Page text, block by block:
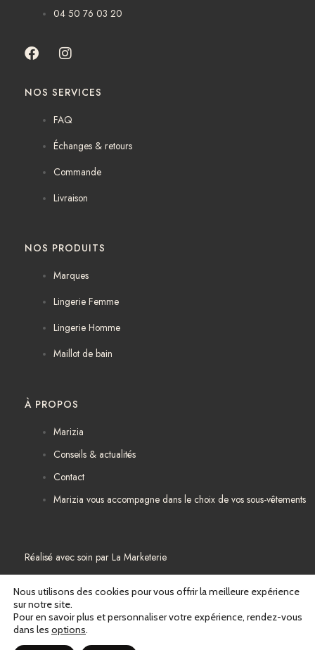
04 50 76 03 20
F
e
I
t
a
g
r
a
m
NOS SERVICES
FAQ
Échanges & retours
Commande
Livraison
NOS PRODUITS
Marques
Lingerie Femme
Lingerie Homme
Maillot de bain
À PROPOS
Marizia
Conseils & actualités
Contact
Marizia vous accompagne dans le choix de vos sous-vêtements
Réalisé avec soin par La Marketerie
Mentions légales
Politique de confidentialité
Nous utilisons des cookies pour vous offrir la meilleure expérience
sur notre site.
Pour en savoir plus et personnaliser votre expérience, rendez-vous
dans les options.